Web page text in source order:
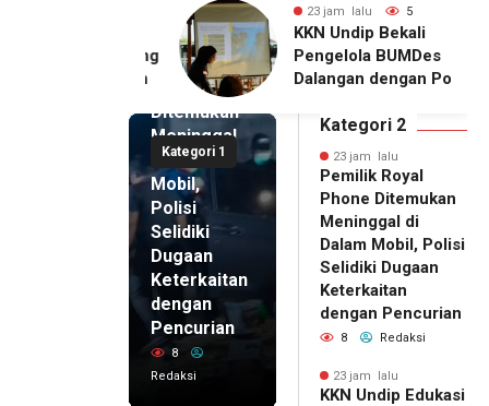
23 jam lalu 5
KKN Undip Bekali
Pengelola BUMDes
Dalangan dengan Pola
Kategori 1
23 jam lalu
Pemilik
Royal
Phone
Ditemukan
Meninggal
di Dalam
Mobil,
Polisi
Selidiki
Dugaan
Keterkaitan
dengan
Pencurian
8
Redaksi
Kategori 2
23 jam lalu
Pemilik Royal
Phone Ditemukan
Meninggal di
Dalam Mobil, Polisi
Selidiki Dugaan
Keterkaitan
dengan Pencurian
8 Redaksi
23 jam lalu
KKN Undip Edukasi